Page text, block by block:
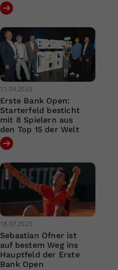
11.09.2023
Erste Bank Open:
Starterfeld besticht
mit 8 Spielern aus
den Top 15 der Welt
18.07.2023
Sebastian Ofner ist
auf bestem Weg ins
Hauptfeld der Erste
Bank Open